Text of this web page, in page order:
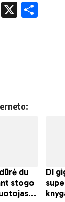
WhatsApp
X